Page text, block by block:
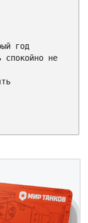
год
спокойно не